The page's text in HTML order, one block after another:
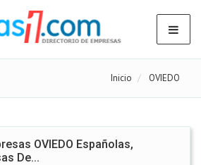
Inicio OVIEDO
OVIEDO Españolas,
De...